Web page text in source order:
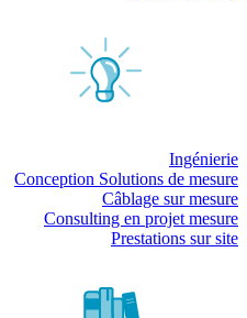
Ingénierie
Conception Solutions de mesure
Câblage sur mesure
Consulting en projet mesure
Prestations sur site